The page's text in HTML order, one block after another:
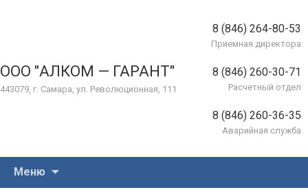
ООО "АЛКОМ — ГАРАНТ"
443079, г. Самара, ул. Революционная, 111
8 (846) 264-80-53
Приемная директора
8 (846) 260-30-71
Расчетный отдел
8 (846) 260-36-35
Аварийная служба
Меню